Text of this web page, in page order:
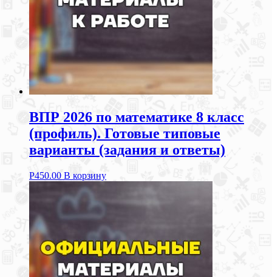
ВПР 2026 по математике 8 класс
(профиль). Готовые типовые
варианты (задания и ответы)
Р450.00 В корзину